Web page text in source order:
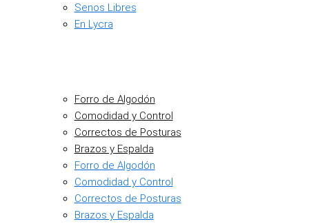
Senos Libres
En Lycra
Forro de Algodón
Comodidad y Control
Correctos de Posturas
Brazos y Espalda
Forro de Algodón
Comodidad y Control
Correctos de Posturas
Brazos y Espalda